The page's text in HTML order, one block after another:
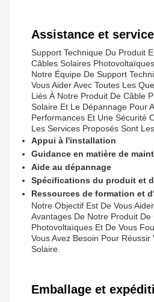
Assistance et
Support Technique Du Produit
Câbles Solaires
Notre Équipe De Support
Vous Aider Avec Toutes Les
Liés À Notre Produit De Câble
Solaire.et Le Dépannage Pour
Performances Et Une Sécurité
Les Services Proposés Sont
Appui à l'installation
Guidance en matière de
Aide au dépannage
Spécifications du produit et
Ressources de formation et
Notre Objectif Est De Vous
Avantages De Notre Produit De
Photovoltaïques Et De Vous
Vous Avez Besoin Pour
Solaire.
Emballage et